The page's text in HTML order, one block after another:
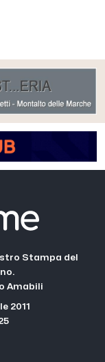
Stampa del
Amabili
2011